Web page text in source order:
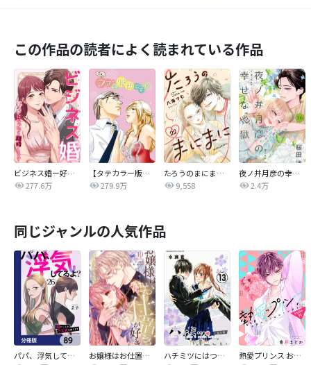
この作品の読者によく読まれている作品
ビジネス婚ー好きになったら離婚しますー
277.6万
【タテカラー版】さぁ、ラブの時間です！
279.9万
たろうのまにまに【単話】
9,558
夜ノ井月彦の幸せな地獄【マイクロ】
2.4万
同じジャンルの人気作品
パパ、浮気してるよ？娘と二人でクズ夫を捨てます【分冊版】
お嬢様はお仕置きが好き
ハチミツにはつこい
熱愛プリンス お兄ちゃんはキミが好き